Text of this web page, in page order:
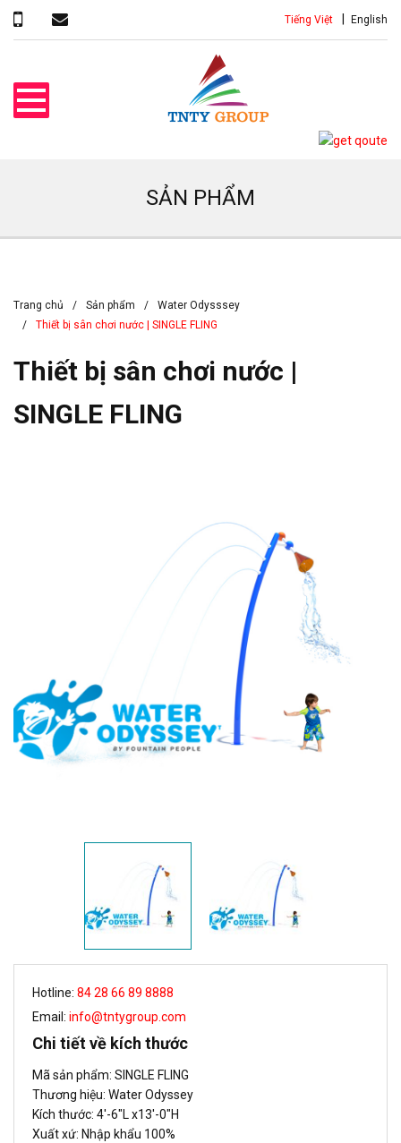
Tiếng Việt English
SẢN PHẨM
Trang chủ Sản phẩm
Water Odysssey
Thiết bị sân chơi nước | SINGLE FLING
Thiết bị sân chơi nước |
SINGLE FLING
Hotline: 84 28 66 89 8888
Email: info@tntygroup.com
Chi tiết về kích thước
Mã sản phẩm: SINGLE FLING
Thương hiệu: Water Odyssey
Kích thước: 4'-6"L x13'-0"H
Xuất xứ: Nhập khẩu 100%